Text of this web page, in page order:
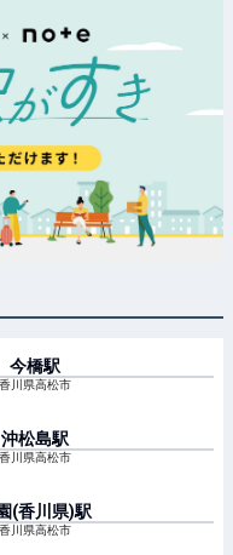
今橋駅
香川県高松市
沖松島駅
香川県高松市
(香川県)駅
香川県高松市